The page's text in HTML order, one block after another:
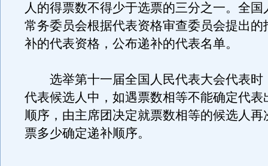
人的得票数不得少于选票的三分之一。全国
常务委员会根据代表资格审查委员会提出的
补的代表资格，公布递补的代表名单。
选举第十一届全国人民代表大会代表时
代表候选人中，如遇票数相等不能确定代表
顺序，由主席团决定就票数相等的候选人再
票多少确定递补顺序。